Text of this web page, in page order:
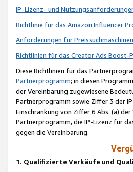
IP-Lizenz- und
Richtlinie für das Amazon Influencer
Anforderungen für
Richtlinien für das Creator Ads Boost-
Diese Richtlinien für das
Partnerprogramm; in diesen
der Vereinbarung zugewiesene
Partnerprogramm sowie Ziffer 3 der
Einschränkung von Ziffer 6 Abs. (a)
Partnerprogramm, die IP-Lizenz für
gegen die Vereinbarung.
1. Qualifizierte Verkäufe und